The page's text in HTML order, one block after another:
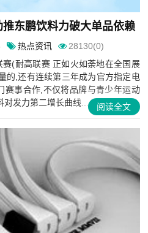
东鹏饮料力破大单品依赖
热点资讯
28130(0)
(耐高联赛 正如火如荼地在全国展
的,还有连续第三年成为官方指定电
赛事合作,不仅将品牌与青少年运动
对发力第二增长曲线...
阅读全文